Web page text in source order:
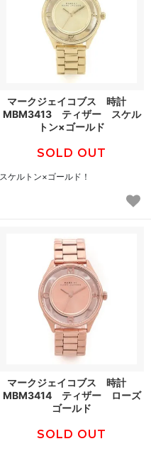
マークジェイコブス 時計
MBM3413 ティザー スケル
トン×ゴールド
SOLD OUT
スケルトン×ゴールド！
マークジェイコブス 時計
MBM3414 ティザー ローズ
ゴールド
SOLD OUT